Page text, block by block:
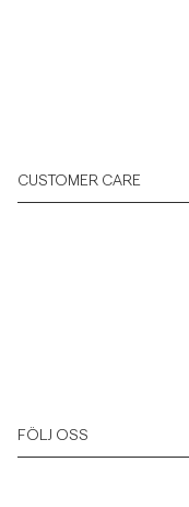
CUSTOMER CARE
FÖLJ OSS